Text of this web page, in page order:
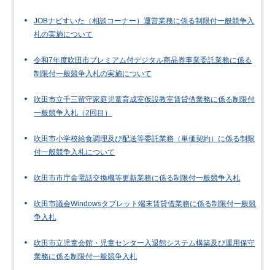
JOBナビすいた（相談コーナー）運営業務に係る制限付一般競争入
札の実施について
令和7年度吹田市プレミアム付デジタル商品券事業委託業務に係る
制限付一般競争入札の実施について
吹田市立千三留守家庭児童育成室仮設教室賃貸借業務に係る制限付
一般競争入札（2回目）
吹田市小学校給食調理及び配送等委託業務（単価契約）に係る制限
付一般競争入札について
吹田市市庁舎電話交換機等更新業務に係る制限付一般競争入札
吹田市議会Windowsタブレット端末賃貸借業務に係る制限付一般競
争入札
吹田市立児童会館・児童センター入退館システム構築及び運用保守
業務に係る制限付一般競争入札